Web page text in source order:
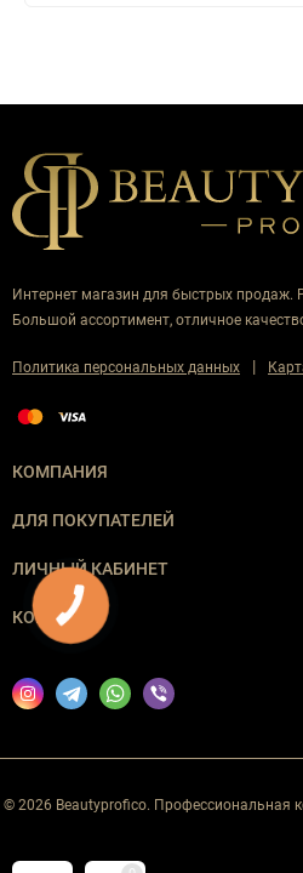
Интернет магазин для быстрых продаж.
Большой ассортимент, отличное
Политика персональных данных |
КОМПАНИЯ
ДЛЯ ПОКУПАТЕЛЕЙ
ЛИЧНЫЙ КАБИНЕТ
КОНТАКТЫ
© 2026 Beautyprofico. Профессиональная
КНОПКА
ЗВ'ЯЗКУ